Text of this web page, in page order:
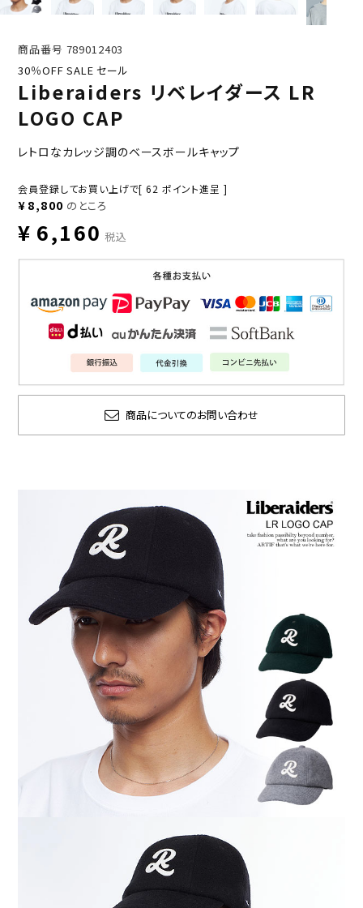
商品番号 789012403
30％OFF SALE セール
Liberaiders リベレイダース LR
LOGO CAP
レトロなカレッジ調のベースボールキャップ
会員登録してお買い上げで[ 62 ポイント進呈 ]
¥ 8,800 のところ
¥ 6,160 税込
商品についてのお問い合わせ